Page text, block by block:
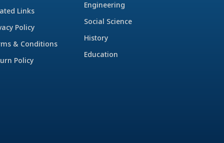
Links
Policy
& Conditions
Policy
Engineering
Social Science
History
Education